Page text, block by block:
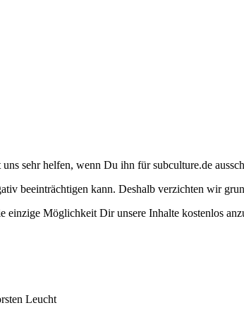
sehr helfen, wenn Du ihn für subculture.de
beeinträchtigen kann. Deshalb verzichten wir
einzige Möglichkeit Dir unsere Inhalte kostenlos
Leucht